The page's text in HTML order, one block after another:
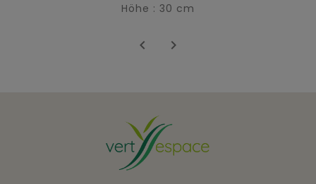
Höhe : 30 cm
 